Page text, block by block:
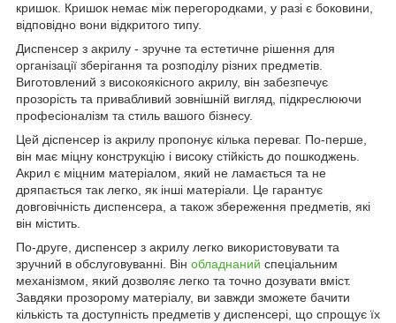
кришок. Кришок немає між перегородками, у разі є боковини,
відповідно вони відкритого типу.
Диспенсер з акрилу - зручне та естетичне рішення для
організації зберігання та розподілу різних предметів.
Виготовлений з високоякісного акрилу, він забезпечує
прозорість та привабливий зовнішній вигляд, підкреслюючи
професіоналізм та стиль вашого бізнесу.
Цей діспенсер із акрилу пропонує кілька переваг. По-перше,
він має міцну конструкцію і високу стійкість до пошкоджень.
Акрил є міцним матеріалом, який не ламається та не
дряпається так легко, як інші матеріали. Це гарантує
довговічність диспенсера, а також збереження предметів, які
він містить.
По-друге, диспенсер з акрилу легко використовувати та
зручний в обслуговуванні. Він обладнаний спеціальним
механізмом, який дозволяє легко та точно дозувати вміст.
Завдяки прозорому матеріалу, ви завжди зможете бачити
кількість та доступність предметів у диспенсері, що спрощує їх